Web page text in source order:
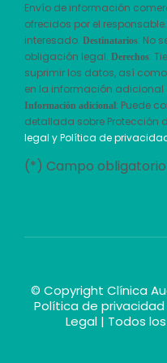
Envío de información
ofrecidos por el responsable.
interesado. Destinatarios: No
obligación legal. Derechos:
suprimir los datos, así
en la información adicional
Información adicional : Puede
detallada sobre Protección
legal y Política de
(*) Campo obligatorio
© Copyright Clínica
Política de privacidad
Legal| Todos